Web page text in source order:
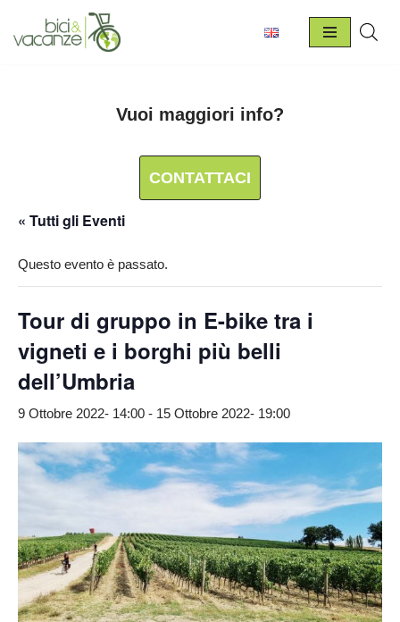
Vai
Vuoi maggiori info?
CONTATTACI
« Tutti gli Eventi
Questo evento è passato.
Tour di gruppo in E-bike tra i
vigneti e i borghi più belli
dell’Umbria
9 Ottobre 2022- 14:00 - 15 Ottobre 2022- 19:00